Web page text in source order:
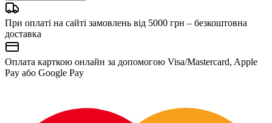
При оплаті на сайті замовлень від 5000 грн – безкоштовна
доставка
Оплата карткою онлайн за допомогою Visa/Mastercard, Apple
Pay або Google Pay